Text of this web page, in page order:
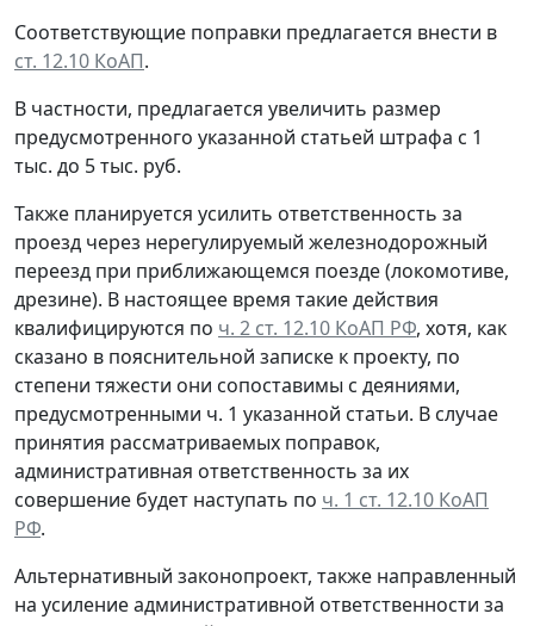
Соответствующие поправки предлагается внести в
ст. 12.10 КоАП.
В частности, предлагается увеличить размер
предусмотренного указанной статьей штрафа с 1
тыс. до 5 тыс. руб.
Также планируется усилить ответственность за
проезд через нерегулируемый железнодорожный
переезд при приближающемся поезде (локомотиве,
дрезине). В настоящее время такие действия
квалифицируются по ч. 2 ст. 12.10 КоАП РФ, хотя, как
сказано в пояснительной записке к проекту, по
степени тяжести они сопоставимы с деяниями,
предусмотренными ч. 1 указанной статьи. В случае
принятия рассматриваемых поправок,
административная ответственность за их
совершение будет наступать по ч. 1 ст. 12.10 КоАП
РФ.
Альтернативный законопроект, также направленный
на усиление административной ответственности за